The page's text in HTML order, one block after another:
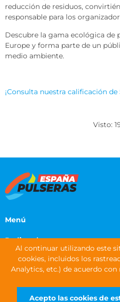
reducción de residuos,
responsable para los
Descubre la gama ecológica de
Europe y forma parte de un
medio ambiente.
¡Consulta nuestra calificación
Visto:
Menú
Pedir pulseras
Información de contacto
DERECHOS DE AUTOR © 2026
Al continuar utilizando este
cookies, incluidos los
Analytics, etc.) de acuerdo
Acepto las cookies de